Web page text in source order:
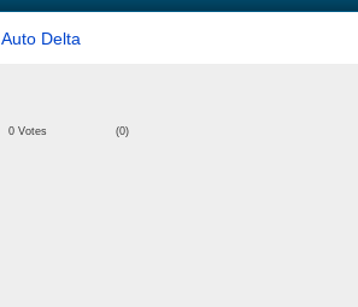
Auto Delta
0 Votes (0)